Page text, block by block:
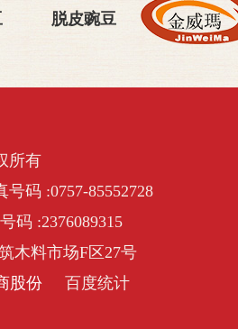
脱皮豌豆
所有
号码 :0757-85552728
码 :2376089315
木料市场F区27号
股份
百度统计